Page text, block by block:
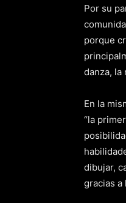
Por su
porque
danza, la
En la
“la
dibujar,
gracias a